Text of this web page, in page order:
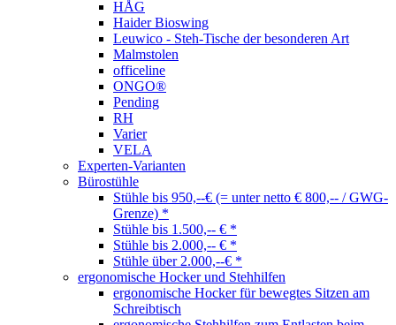
HÅG
Haider Bioswing
Leuwico - Steh-Tische der besonderen Art
Malmstolen
officeline
ONGO®
Pending
RH
Varier
VELA
Experten-Varianten
Bürostühle
Stühle bis 950,--€ (= unter netto € 800,-- / GWG-
Grenze) *
Stühle bis 1.500,-- € *
Stühle bis 2.000,-- € *
Stühle über 2.000,--€ *
ergonomische Hocker und Stehhilfen
ergonomische Hocker für bewegtes Sitzen am
Schreibtisch